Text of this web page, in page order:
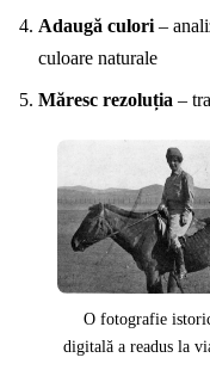
Adaugă culori –
culoare naturale
Măresc rezoluția –
O fotografie
digitală a readus la